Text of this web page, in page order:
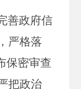
善政府信
严格落
保密审查
把政治